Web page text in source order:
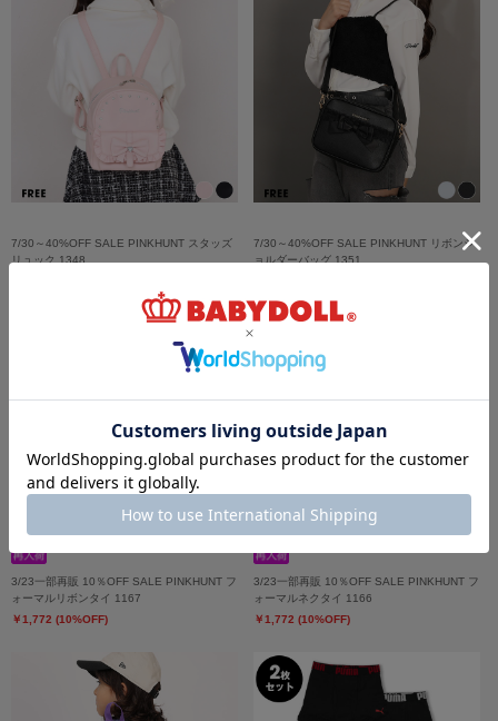
7/30～40%OFF SALE PINKHUNT スタッズ
リュック 1348
7/30～40%OFF SALE PINKHUNT リボンシ
ョルダーバッグ 1351
3/23一部再販 10％OFF SALE PINKHUNT フ
ォーマルリボンタイ 1167
￥1,772 (10%OFF)
3/23一部再販 10％OFF SALE PINKHUNT フ
ォーマルネクタイ 1166
￥1,772 (10%OFF)